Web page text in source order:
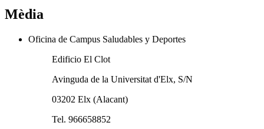
Mèdia
Oficina de Campus Saludables y Deportes
Edificio El Clot
Avinguda de la Universitat d'Elx, S/N
03202 Elx (Alacant)
Tel. 966658852